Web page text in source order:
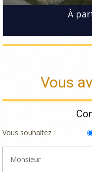
À
Vous
Vous souhaitez :
Monsieur